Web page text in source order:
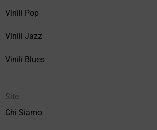
Vinili Pop
Vinili Jazz
Vinili Blues
Site
Chi Siamo